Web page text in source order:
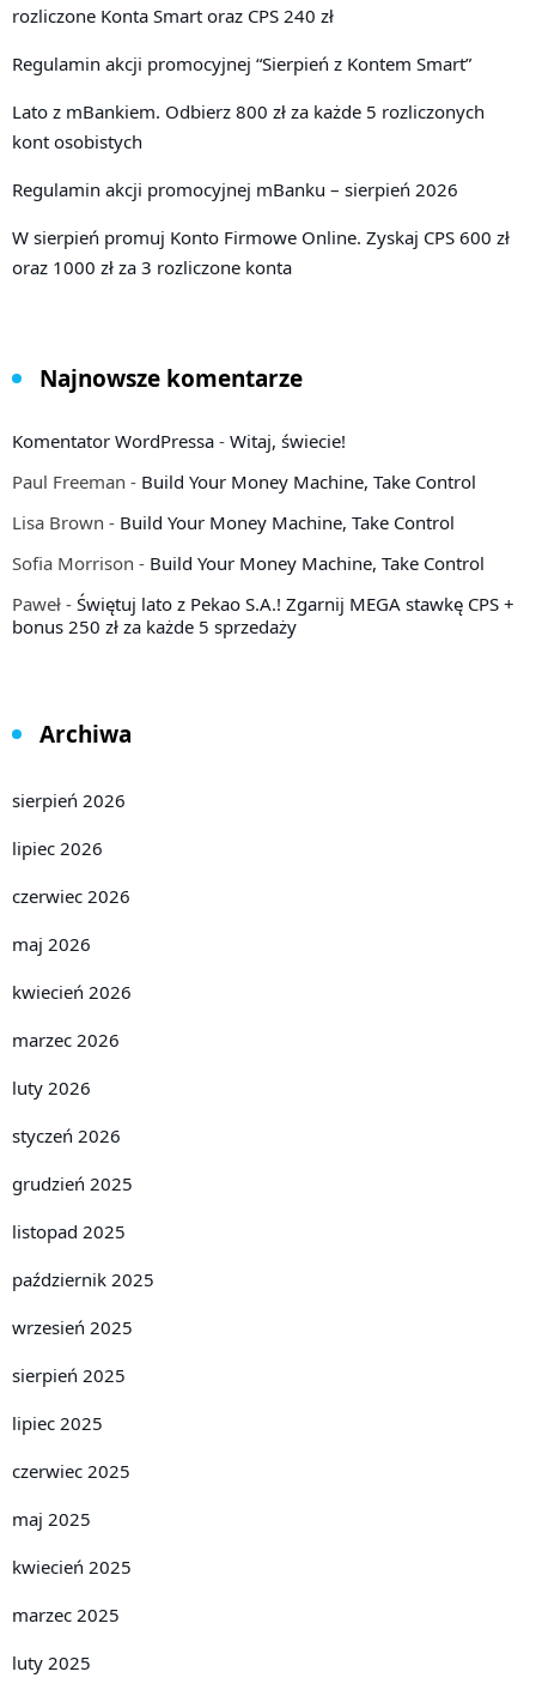
rozliczone Konta Smart oraz CPS 240 zł
Regulamin akcji promocyjnej “Sierpień z Kontem Smart”
Lato z mBankiem. Odbierz 800 zł za każde 5 rozliczonych
kont osobistych
Regulamin akcji promocyjnej mBanku – sierpień 2026
W sierpień promuj Konto Firmowe Online. Zyskaj CPS 600 zł
oraz 1000 zł za 3 rozliczone konta
Najnowsze komentarze
Komentator WordPressa - Witaj, świecie!
Paul Freeman - Build Your Money Machine, Take Control
Lisa Brown - Build Your Money Machine, Take Control
Sofia Morrison - Build Your Money Machine, Take Control
Paweł - Świętuj lato z Pekao S.A.! Zgarnij MEGA stawkę CPS +
bonus 250 zł za każde 5 sprzedaży
Archiwa
sierpień 2026
lipiec 2026
czerwiec 2026
maj 2026
kwiecień 2026
marzec 2026
luty 2026
styczeń 2026
grudzień 2025
listopad 2025
październik 2025
wrzesień 2025
sierpień 2025
lipiec 2025
czerwiec 2025
maj 2025
kwiecień 2025
marzec 2025
luty 2025